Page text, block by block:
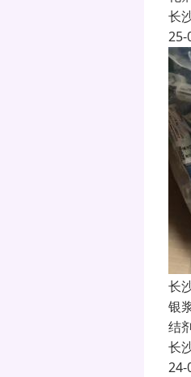
长
25-
长
银
结
长
24-